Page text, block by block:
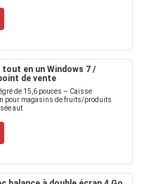
en un Windows 7 /
de vente
de 15,6 pouces – Caisse
pour magasins de fruits/produits
aut